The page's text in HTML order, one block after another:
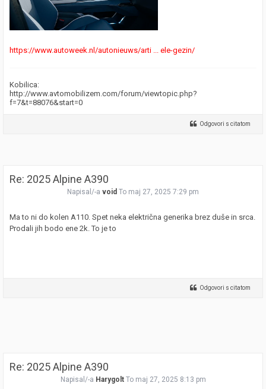
https://www.autoweek.nl/autonieuws/arti ... ele-gezin/
Kobilica:
http://www.avtomobilizem.com/forum/viewtopic.php?
f=7&t=88076&start=0
Odgovori s citatom
Re: 2025 Alpine A390
Napisal/-a void To maj 27, 2025 7:29 pm
Ma to ni do kolen A110. Spet neka električna generika brez duše in srca.
Prodali jih bodo ene 2k. To je to
Odgovori s citatom
Re: 2025 Alpine A390
Napisal/-a Harygolt To maj 27, 2025 8:13 pm